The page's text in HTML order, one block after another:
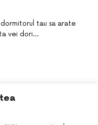
tau sa arate
vei dori…